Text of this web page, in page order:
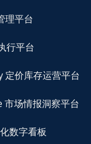
理平台
行平台
价库存运营平台
场情报洞察平台
数字看板